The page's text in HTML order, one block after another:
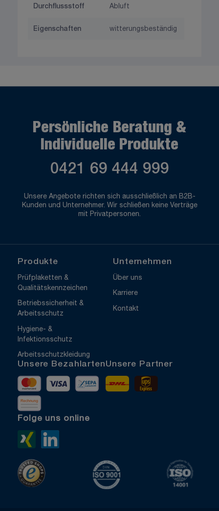
Durchflussstoff Abluft
Eigenschaften witterungsbeständig
Persönliche Beratung &
Individuelle Produkte
0421 69 444 999
Unsere Angebote richten sich ausschließlich an B2B-
Kunden und Unternehmer. Wir schließen keine Verträge
mit Privatpersonen.
Produkte
Prüfplaketten &
Qualitätskennzeichen
Betriebssicherheit &
Arbeitsschutz
Hygiene- &
Infektionsschutz
Arbeitsschutzkleidung
Unternehmen
Über uns
Karriere
Kontakt
Unsere Bezahlarten
MastercardVisa Vorkasse
Rechnung
Unsere Partner
DHL
Folge uns online
Xing>
ISO 9001 zertifiziert